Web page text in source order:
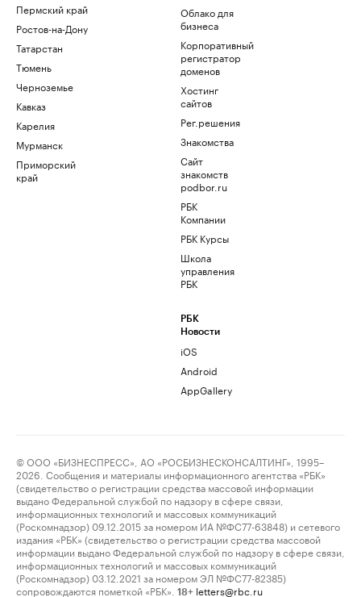
Пермский край
Ростов-на-Дону
Татарстан
Тюмень
Черноземье
Кавказ
Карелия
Мурманск
Приморский
край
Облако для
бизнеса
Корпоративный
регистратор
доменов
Хостинг
сайтов
Рег.решения
Знакомства
Сайт
знакомств
podbor.ru
РБК
Компании
РБК Курсы
Школа
управления
РБК
РБК
Новости
iOS
Android
AppGallery
© ООО «БИЗНЕСПРЕСС», АО «РОСБИЗНЕСКОНСАЛТИНГ», 1995–
2026. Сообщения и материалы информационного агентства «РБК»
(свидетельство о регистрации средства массовой информации
выдано Федеральной службой по надзору в сфере связи,
информационных технологий и массовых коммуникаций
(Роскомнадзор) 09.12.2015 за номером ИА №ФС77-63848) и сетевого
издания «РБК» (свидетельство о регистрации средства массовой
информации выдано Федеральной службой по надзору в сфере связи,
информационных технологий и массовых коммуникаций
(Роскомнадзор) 03.12.2021 за номером ЭЛ №ФС77-82385)
сопровождаются пометкой «РБК».
18+ letters@rbc.ru